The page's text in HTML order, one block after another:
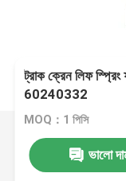
ট্রাক ক্রেন লিফ
60240332
MOQ：1 পিসি
ভালো